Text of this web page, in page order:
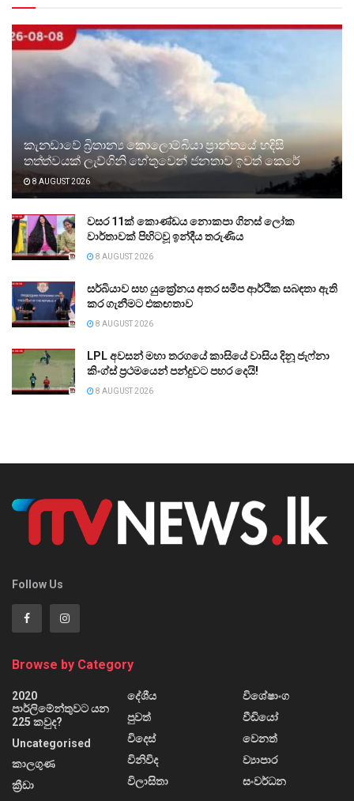
කැනඩාවේ බ්‍රිතාන්‍ය කොලොම්බියා ප්‍රාන්තයේ හදිසි
තත්ත්වයක් ලැව්ගිනි හේතුවෙන් ජනතාව ඉවත් කෙරේ
8 AUGUST 2026
වසර 11ක් කොණ්ඩය නොකපා ගිනස් ලෝක
වාර්තාවක් පිහිටවූ ඉන්දීය තරුණිය
8 AUGUST 2026
සර්බියාව සහ යුක්‍රේනය අතර සමීප ආර්ථික සබඳතා ඇති
කර ගැනීමට එකඟතාව
8 AUGUST 2026
LPL අවසන් මහා තරගයේ කාසියේ වාසිය දිනූ ජැෆ්නා
කිංග්ස් ප්‍රථමයෙන් පන්දුවට පහර දෙයි!
8 AUGUST 2026
Follow Us
Browse by Category
2020
පාර්ලිමේන්තුවට යන
225 කවුද?
Uncategorised
කාලගුණ
ක්‍රීඩා
දේශීය
පුවත්
විදෙස්
විනිවිද
විලාසිතා
විශේෂාංග
වීඩියෝ
වෙනත්
ව්‍යාපාර
සංවර්ධන